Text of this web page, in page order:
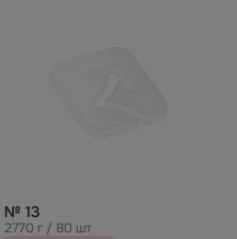
№ 13
2770 г / 80 шт